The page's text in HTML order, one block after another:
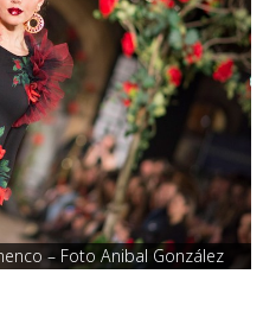
– Foto Anibal González